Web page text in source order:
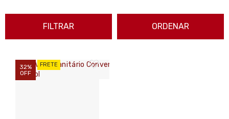
FILTRAR ORDENAR
32%
OFF
FRETE